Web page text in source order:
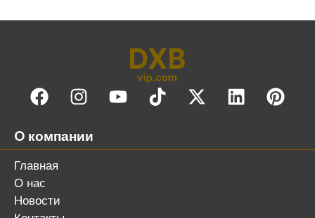
O компании
Главная
О нас
Новости